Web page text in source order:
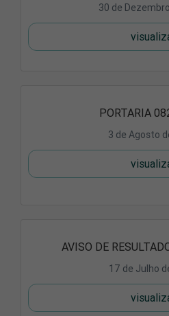
30 de
PORTARIA
3 de Agosto
AVISO DE
17 de Julho